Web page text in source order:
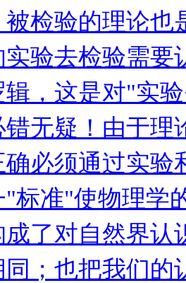
被检验的理论也
验去检验需要
，这是对"实
无疑！由于理
确必须通过实验
"标准"使物理学
了对自然界认
同；也把我们